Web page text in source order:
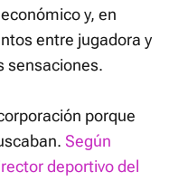
y, en
entre jugadora y
sensaciones.
porque
Según
deportivo del